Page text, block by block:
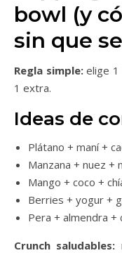
bowl (y
sin que
Regla simple:elige 1
1 extra.
Ideas de
Plátano + maní +
Manzana + nuez +
Mango + coco +
Berries + yogur +
Pera + almendra +
Crunch saludables: